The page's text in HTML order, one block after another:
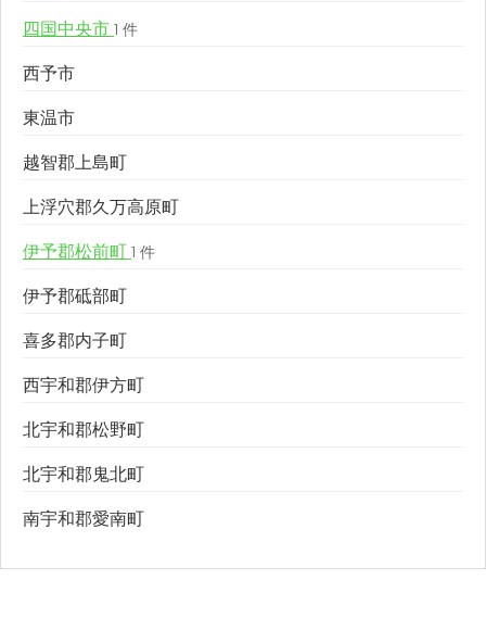
四国中央市 1 件
西予市
東温市
越智郡上島町
上浮穴郡久万高原町
伊予郡松前町 1 件
伊予郡砥部町
喜多郡内子町
西宇和郡伊方町
北宇和郡松野町
北宇和郡鬼北町
南宇和郡愛南町